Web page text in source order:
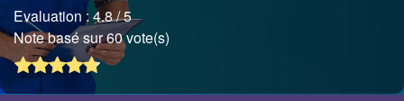
Evaluation :4.8/ 5
Note basé sur 60 vote(s)